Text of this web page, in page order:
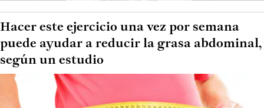
Hacer este ejercicio una vez por semana
puede ayudar a reducir la grasa abdominal,
según un estudio